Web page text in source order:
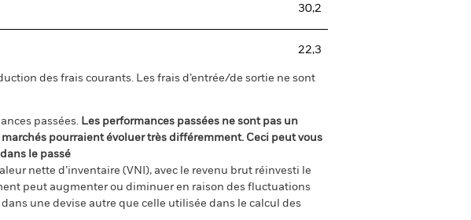
30,2
22,3
des frais courants. Les frais d’entrée/de sortie ne sont
passées. Les performances passées ne sont pas un
pourraient évoluer très différemment. Ceci peut vous
le passé
nette d’inventaire (VNI), avec le revenu brut réinvesti le
peut augmenter ou diminuer en raison des fluctuations
une devise autre que celle utilisée dans le calcul des